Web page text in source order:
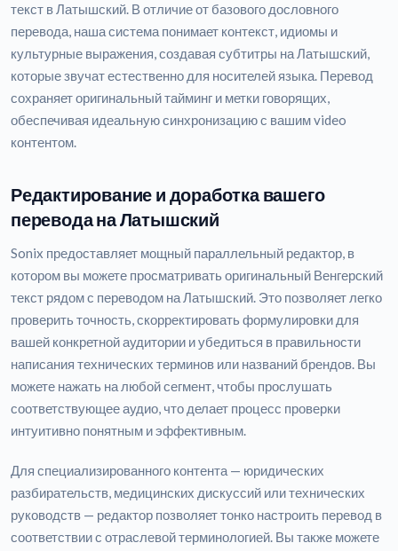
текст в Латышский. В отличие от базового дословного
перевода, наша система понимает контекст, идиомы и
культурные выражения, создавая субтитры на Латышский,
которые звучат естественно для носителей языка. Перевод
сохраняет оригинальный тайминг и метки говорящих,
обеспечивая идеальную синхронизацию с вашим video
контентом.
Редактирование и доработка вашего
перевода на Латышский
Sonix предоставляет мощный параллельный редактор, в
котором вы можете просматривать оригинальный Венгерский
текст рядом с переводом на Латышский. Это позволяет легко
проверить точность, скорректировать формулировки для
вашей конкретной аудитории и убедиться в правильности
написания технических терминов или названий брендов. Вы
можете нажать на любой сегмент, чтобы прослушать
соответствующее аудио, что делает процесс проверки
интуитивно понятным и эффективным.
Для специализированного контента — юридических
разбирательств, медицинских дискуссий или технических
руководств — редактор позволяет тонко настроить перевод в
соответствии с отраслевой терминологией. Вы также можете